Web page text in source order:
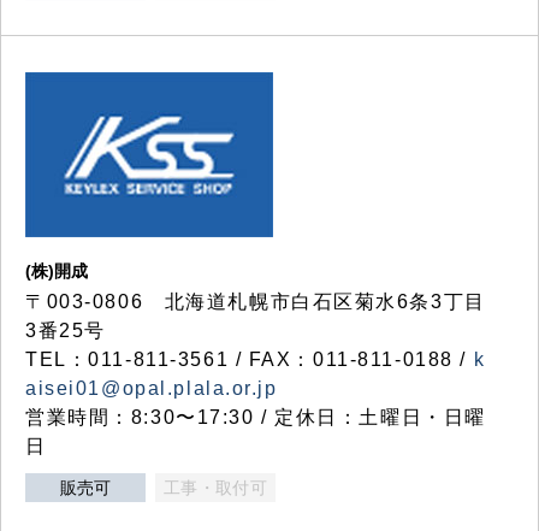
(株)開成
〒003-0806 北海道札幌市白石区菊水6条3丁目
3番25号
TEL：011-811-3561 / FAX：011-811-0188 / k
aisei01@opal.plala.or.jp
営業時間：8:30〜17:30 / 定休日：土曜日・日曜
日
販売可 工事・取付可